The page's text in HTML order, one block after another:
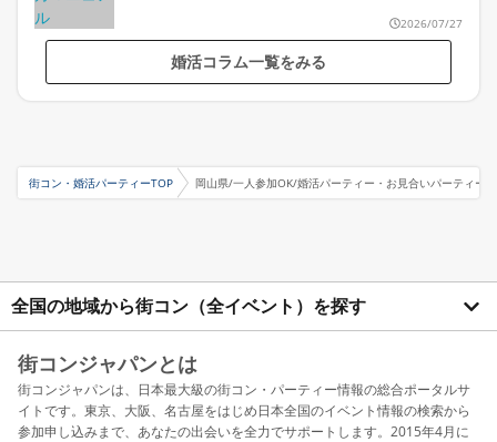
2026/07/27
婚活コラム一覧をみる
街コン・婚活パーティーTOP 岡山県/一人参加OK/婚活パーティー・お見合いパーティー
全国の地域から街コン（全イベント）を探す
街コンジャパンとは
街コンジャパンは、日本最大級の街コン・パーティー情報の総合ポータルサ
イトです。東京、大阪、名古屋をはじめ日本全国のイベント情報の検索から
参加申し込みまで、あなたの出会いを全力でサポートします。2015年4月に